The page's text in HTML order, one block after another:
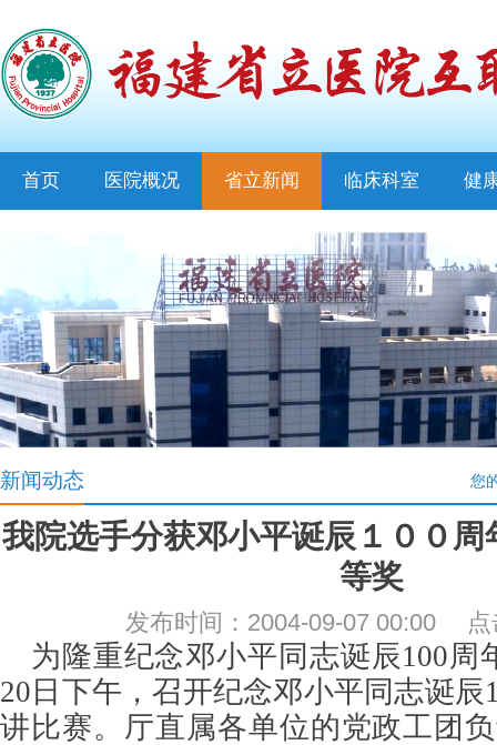
首页 医院概况 省立新闻 临床科室 健
新闻动态 您
我院选手分获邓小平诞辰１００周
等奖
发布时间：2004-09-07 00:00 点
为隆重纪念邓小平同志诞辰100周
20日下午，召开纪念邓小平同志诞辰
讲比赛。厅直属各单位的党政工团